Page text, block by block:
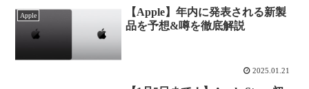
Apple
【Apple】年内に発表される新製
品を予想&噂を徹底解説
2025.01.21